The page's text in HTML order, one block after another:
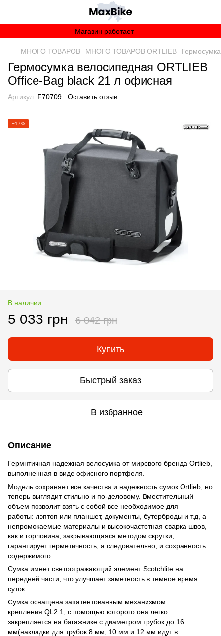
Магазин работает
МНОГО ТОВАРОВ МНОГО ТОВАРОВ ORTLIEB
Гермосумка велосипедная ORTLIEB
Office-Bag black 21 л офисная
Артикул: F70709 Оставить отзыв
−17%
В наличии
5 033 грн 6 042 грн
Купить
Быстрый заказ
В избранное
Описание
Гермнтичная надежная велосумка от мирового бренда Ortlieb,
выполненная в виде офисного портфеля.
Модель сохраняет все качества и надежность сумок Ortlieb, но
теперь выглядит стильно и по-деловому. Вместительный
объем позволит взять с собой все необходимое для
работы: лэптоп или планшет, документы, бутерброды и т.д, а
непромокаемые материалы и высокочастотная сварка швов,
как и горловина, закрывающаяся методом скрутки,
гарантирует герметичность, а следовательно, и сохранность
содержимого.
Сумка имеет светоотражающий элемент Scotchlite на
передней части, что улучшает заметность в темное время
суток.
Сумка оснащена запатентованным механизмом
крепления QL2.1, с помощью которого она легко
закрепляется на багажнике с диаметром трубок до 16
мм(накладки для трубок 8 мм, 10 мм и 12 мм идут в